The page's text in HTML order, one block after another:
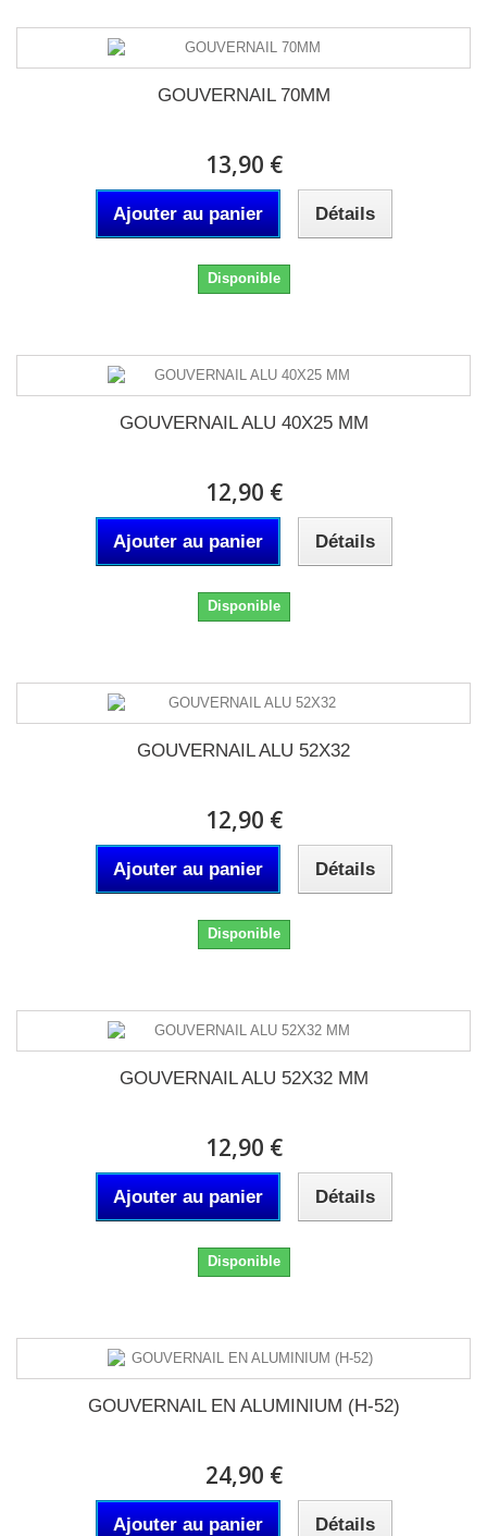
GOUVERNAIL 70MM
13,90 €
Ajouter au panier Détails
Disponible
GOUVERNAIL ALU 40X25 MM
12,90 €
Ajouter au panier Détails
Disponible
GOUVERNAIL ALU 52X32
12,90 €
Ajouter au panier Détails
Disponible
GOUVERNAIL ALU 52X32 MM
12,90 €
Ajouter au panier Détails
Disponible
GOUVERNAIL EN ALUMINIUM (H-52)
24,90 €
Ajouter au panier Détails